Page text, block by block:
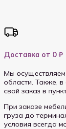
Доставка от 0 ₽
Мы
области. Также,
свой заказ в
При заказе
груза до
условия всегда